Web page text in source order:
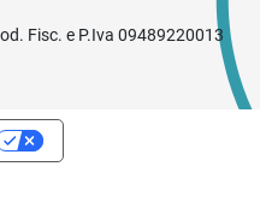
Fisc. e P.Iva 09489220013